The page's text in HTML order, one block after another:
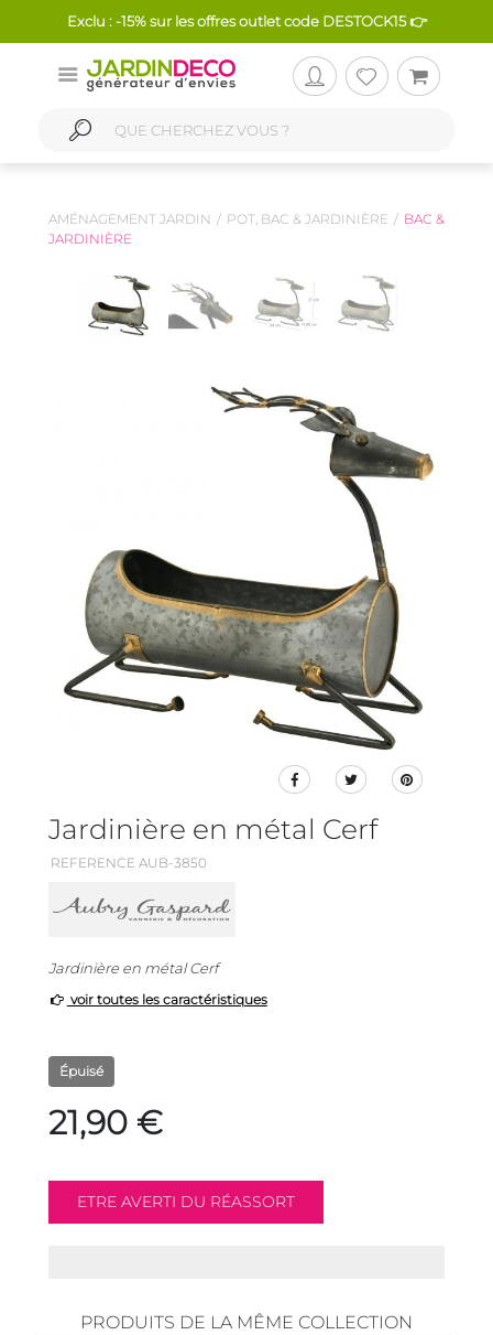
Exclu : -15% sur les offres outlet code DESTOCK15 👉
AMÉNAGEMENT JARDIN POT, BAC & JARDINIÈRE
BAC &
JARDINIÈRE
Jardinière en métal Cerf
REFERENCE AUB-3850
Jardinière en métal Cerf
voir toutes les caractéristiques
Épuisé
21,90 €
PRODUITS DE LA MÊME COLLECTION